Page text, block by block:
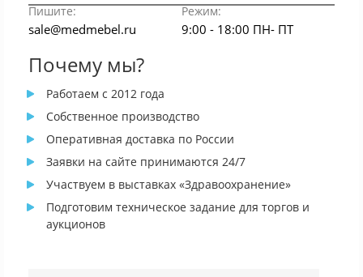
Пишите: Режим:
sale@medmebel.ru 9:00 - 18:00 ПН- ПТ
Почему мы?
Работаем с 2012 года
Собственное производство
Оперативная доставка по России
Заявки на сайте принимаются 24/7
Участвуем в выставках «Здравоохранение»
Подготовим техническое задание для торгов и
аукционов